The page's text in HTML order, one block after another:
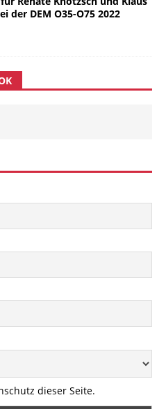
der DEM O35-O75 2022
dieser Seite.